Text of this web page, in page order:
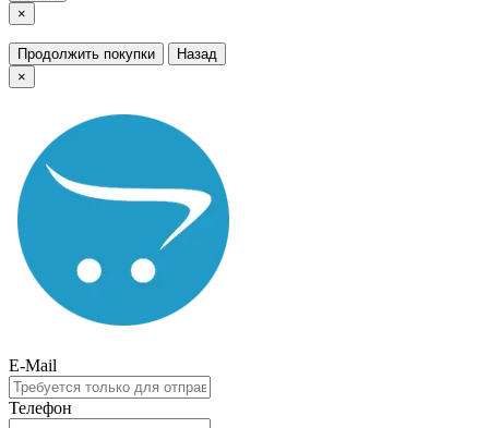
×
Продолжить покупки
Назад
×
E-Mail
Телефон